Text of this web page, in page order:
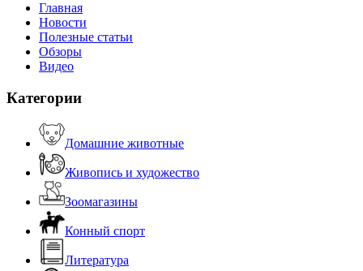
Главная
Новости
Полезные статьи
Обзоры
Видео
Категории
Домашние животные
Живопись и художество
Зоомагазины
Конный спорт
Литература